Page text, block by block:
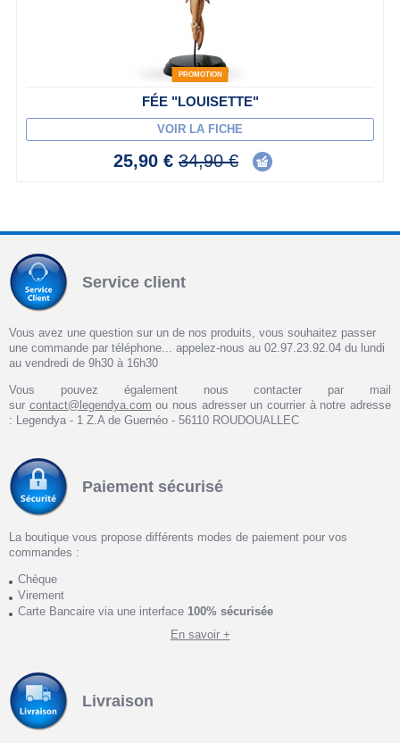
PROMOTION
FÉE "LOUISETTE"
VOIR LA FICHE
25,90 € 34,90 €
Service client
Vous avez une question sur un de nos produits, vous souhaitez passer
une commande par téléphone... appelez-nous au 02.97.23.92.04 du lundi
au vendredi de 9h30 à 16h30
Vous pouvez également nous contacter par mail
sur contact@legendya.com ou nous adresser un courrier à notre adresse
: Legendya - 1 Z.A de Guernéo - 56110 ROUDOUALLEC
Paiement sécurisé
La boutique vous propose différents modes de paiement pour vos
commandes :
Chèque
Virement
Carte Bancaire via une interface 100% sécurisée
En savoir +
Livraison